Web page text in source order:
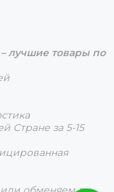
лучшие товары по
Стране за 5-15